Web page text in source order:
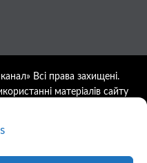
Всі права захищені.
матеріалів сайту